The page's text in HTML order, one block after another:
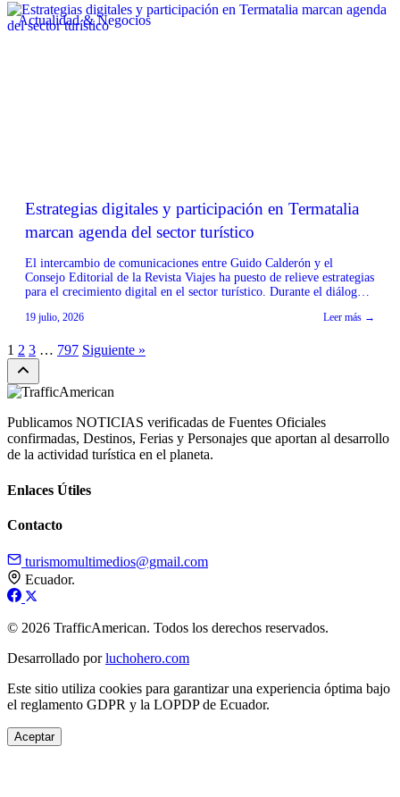
[…]
Actualidad & Negocios
Estrategias digitales y participación en Termatalia
marcan agenda del sector turístico
El intercambio de comunicaciones entre Guido Calderón y el
Consejo Editorial de la Revista Viajes ha puesto de relieve estrategias
para el crecimiento digital en el sector turístico. Durante el diálogo,
como TikTok e Instagram para mejorar la interacción y el alcance de
19 julio, 2026 Leer más →
1 2 3 … 797 Siguiente »
Publicamos NOTICIAS verificadas de Fuentes Oficiales
confirmadas, Destinos, Ferias y Personajes que aportan al desarrollo
de la actividad turística en el planeta.
Enlaces Útiles
Contacto
turismomultimedios@gmail.com
Ecuador.
© 2026 TrafficAmerican. Todos los derechos reservados.
Desarrollado porluchohero.com
Este sitio utiliza cookies para garantizar una experiencia óptima bajo
el reglamento GDPR y la LOPDP de Ecuador.
Aceptar